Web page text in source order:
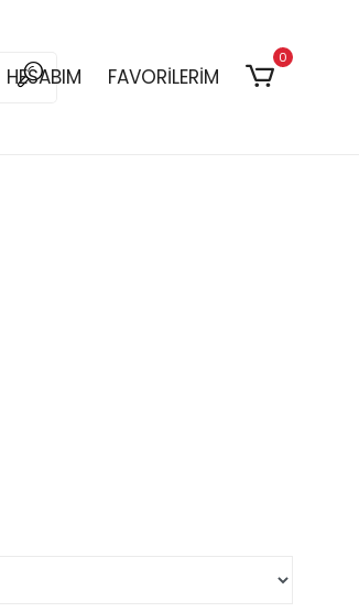
HESABIM FAVORİLERİM
0